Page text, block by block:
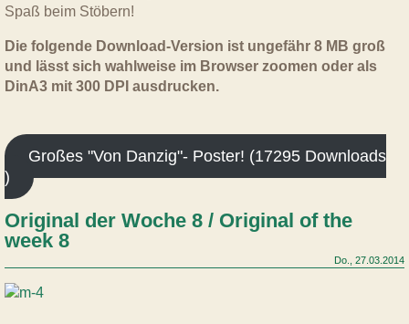
Spaß beim Stöbern!
Die folgende Download-Version ist ungefähr 8 MB groß
und lässt sich wahlweise im Browser zoomen oder als
DinA3 mit 300 DPI ausdrucken.
Großes "Von Danzig"- Poster! (17295 Downloads
)
Original der Woche 8 / Original of the
week 8
Do., 27.03.2014